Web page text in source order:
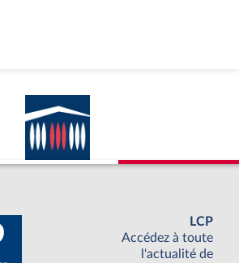
LCP
Accédez à toute
l'actualité de